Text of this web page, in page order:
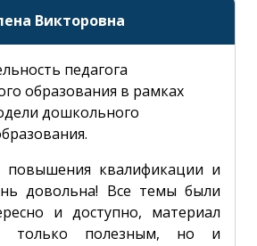
Викторовна
педагога
образования в рамках
дошкольного
повышения квалификации и
довольна! Все темы были
и доступно, материал
только полезным, но и
close